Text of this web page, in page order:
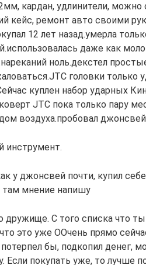
кардан, удлинители,
кейс, ремонт авто своими
12 лет назад.умерла
даже как
ноль.декстел
головки только
куплен набор ударных
JTC пока только пару
воздуха.пробовал джонсвей
инструмент.
у джонсвей почти, купил
там мнение напишу
С того списка что ты
это уже ООчень прямо
бы, подкопил денег,
Если покупать уже, то лучше